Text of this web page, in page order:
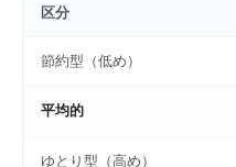
区分
節約型（低め）
平均的
ゆとり型（高め）